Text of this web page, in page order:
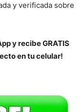
y verificada sobre
y recibe GRATIS
en tu celular!